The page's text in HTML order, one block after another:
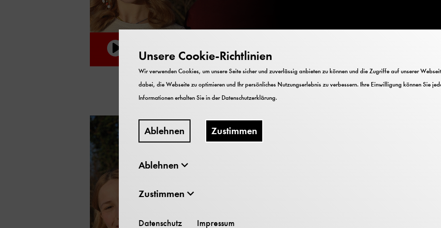
Play 00:00
Unsere Cookie-Richtlinien
Wir verwenden Cookies, um unsere Seite sicher und zuverlässig anbieten zu können und die Zugriffe auf unserer
dabei, die Webseite zu optimieren und Ihr persönliches Nutzungserlebnis zu verbessern. Ihre Einwilligung können Sie
Informationen erhalten Sie in derDatenschutzerklärung.
Ablehnen Zustimmen
Ablehnen
Zustimmen
Datenschutz Impressum